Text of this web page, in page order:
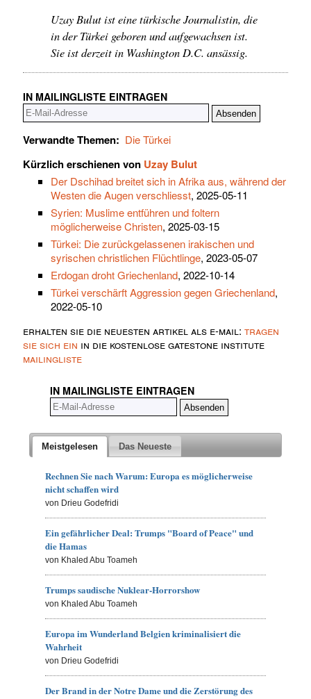
Uzay Bulut ist eine türkische Journalistin, die
in der Türkei geboren und aufgewachsen ist.
Sie ist derzeit in Washington D.C. ansässig.
IN MAILINGLISTE EINTRAGEN
Verwandte Themen: Die Türkei
Kürzlich erschienen von Uzay Bulut
Der Dschihad breitet sich in Afrika aus, während der
Westen die Augen verschliesst, 2025-05-11
Syrien: Muslime entführen und foltern
möglicherweise Christen, 2025-03-15
Türkei: Die zurückgelassenen irakischen und
syrischen christlichen Flüchtlinge, 2023-05-07
Erdogan droht Griechenland, 2022-10-14
Türkei verschärft Aggression gegen Griechenland,
2022-05-10
erhalten sie die neuesten artikel als e-mail: tragen
sie sich ein in die kostenlose gatestone institute
mailingliste
IN MAILINGLISTE EINTRAGEN
Meistgelesen Das Neueste
Rechnen Sie nach Warum: Europa es möglicherweise
nicht schaffen wird
von Drieu Godefridi
Ein gefährlicher Deal: Trumps "Board of Peace" und
die Hamas
von Khaled Abu Toameh
Trumps saudische Nuklear-Horrorshow
von Khaled Abu Toameh
Europa im Wunderland Belgien kriminalisiert die
Wahrheit
von Drieu Godefridi
Der Brand in der Notre Dame und die Zerstörung des